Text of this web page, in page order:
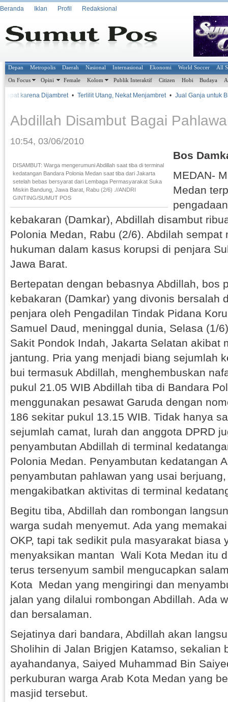
Beranda Iklan Profil Redaksional
Depan Metropolis Daerah Nasional Internasional Ekonomi World Soccer All
On Focus Opini Female Kolom Publik Interaktif Citizen Hobi Budaya
karena Dijambret • Terlilit Utang, Nekat Menjambret • Jual Ganja untuk Biayai
Abdillah Disambut Bagai
10:54, 03/06/2010
DISAMBUT: Warga mengerumuni Abdillah saat tiba di terminal
kedatangan Bandara Polonia Medan saat tiba dari Jakarta
setelah bebas bersyarat dari Lembaga Permasyarakat Suka
Miskin Bandung, Jawa Barat, Rabu (2/6) .//ANDRI
GINTING/SUMUT POS
Bos
MEDAN-
Medan
kebakaran (Damkar), Abdillah disambut
Polonia Medan, Rabu (2/6). Abdilah sempat
hukuman dalam kasus korupsi di penjara
Jawa Barat.
Bertepatan dengan bebasnya Abdillah, bos
kebakaran (Damkar) yang divonis bersalah
penjara oleh Pengadilan Tindak Pidana
Samuel Daud, meninggal dunia, Selasa (1/
Sakit Pondok Indah, Jakarta Selatan akibat
jantung. Pria yang menjadi biang sejumlah
bui termasuk Abdillah, menghembuskan
pukul 21.05 WIB Abdillah tiba di Bandara
menggunakan pesawat Garuda dengan
186 sekitar pukul 13.15 WIB. Tidak hanya
sejumlah camat, lurah dan anggota DPRD
penyambutan Abdillah di terminal
Polonia Medan. Penyambutan kedatangan
penyambutan pahlawan yang usai
mengakibatkan aktivitas di terminal
Begitu tiba, Abdillah dan rombongan
warga sudah menyemut. Ada yang
OKP, tapi tak sedikit pula masyarakat biasa
menyaksikan mantan Wali Kota Medan itu
terus tersenyum sambil mengucapkan
Kota Medan yang mengiringi dan
jalan yang dilalui rombongan Abdillah. Ada
dan bersalaman.
Sejatinya dari bandara, Abdillah akan
Sholihin di Jalan Brigjen Katamso, sekalian
ayahandanya, Saiyed Muhammad Bin
perkuburan warga Arab Kota Medan yang
masjid tersebut.